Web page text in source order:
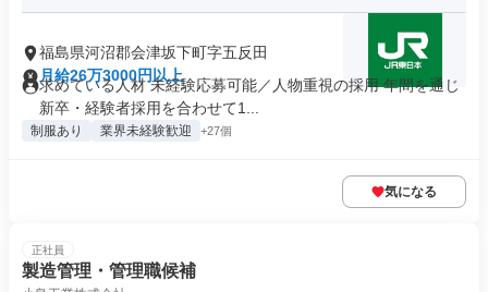
福島県河沼郡会津坂下町字五反田
月給26万3000円以上
求めている人材 未経験応募可能／人物重視の採用 年間を通じ
新卒・経験者採用を合わせて1...
制服あり 業界未経験歓迎 +27個
気になる
正社員
製造管理・管理職候補